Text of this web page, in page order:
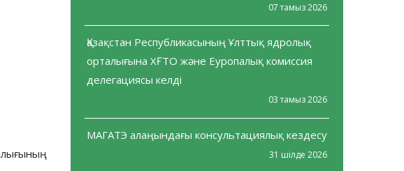
07 тамыз 2026
Қазақстан Республикасының Ұлттық ядролық
орталығына ХҒТО және Еуропалық комиссия
делегациясы келді
03 тамыз 2026
МАГАТЭ алаңындағы консультациялық кездесу
31 шілде 2026